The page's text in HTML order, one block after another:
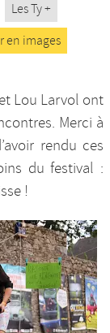
Les Ty +
en images
Lou Larvol ont
Merci à
rendu ces
du festival :
!